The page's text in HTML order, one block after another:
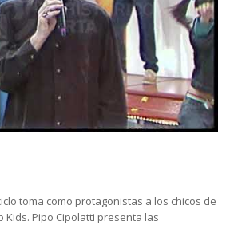
toma como protagonistas a los chicos de
Kids. Pipo Cipolatti presenta las